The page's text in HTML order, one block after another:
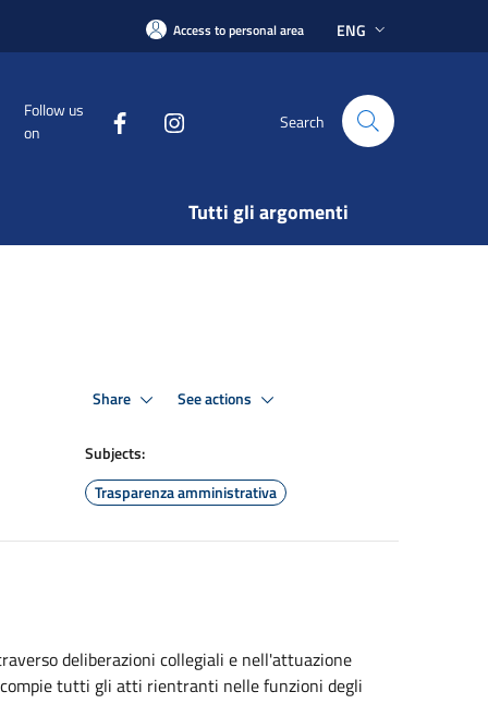
Access to personal area ENG
Follow us
on
Search
Tutti gli argomenti
Share See actions
Subjects:
Trasparenza amministrativa
deliberazioni collegiali e nell'attuazione
tutti gli atti rientranti nelle funzioni degli